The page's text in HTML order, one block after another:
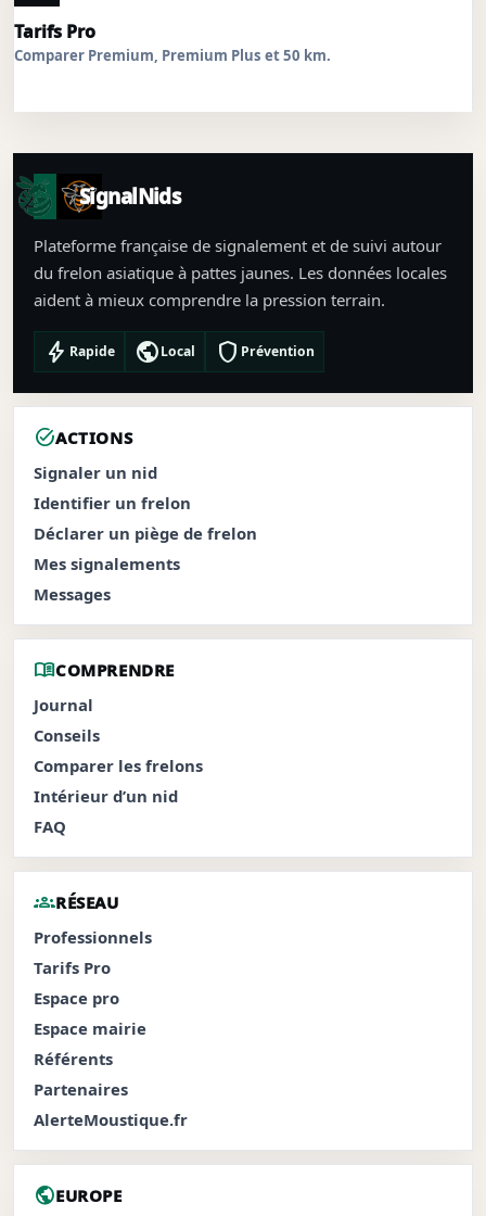
Tarifs Pro
Comparer Premium, Premium Plus et 50 km.
SignalNids
Plateforme française de signalement et de suivi autour
du frelon asiatique à pattes jaunes. Les données locales
aident à mieux comprendre la pression terrain.
bolt Rapide publicLocal shield Prévention
task_altACTIONS
Signaler un nid
Identifier un frelon
Déclarer un piège de frelon
Mes signalements
Messages
menu_bookCOMPRENDRE
Journal
Conseils
Comparer les frelons
Intérieur d’un nid
FAQ
groupsRÉSEAU
Professionnels
Tarifs Pro
Espace pro
Espace mairie
Référents
Partenaires
AlerteMoustique.fr
publicEUROPE